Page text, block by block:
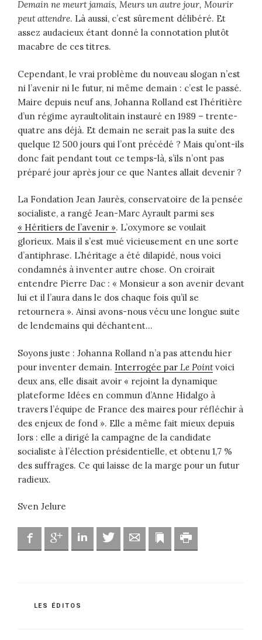
Demain ne meurt jamais, Meurs un autre jour, Mourir
peut attendre. Là aussi, c’est sûrement délibéré. Et
assez audacieux étant donné la connotation plutôt
macabre de ces titres.
Cependant, le vrai problème du nouveau slogan n’est
ni l’avenir ni le futur, ni même demain : c’est le passé.
Maire depuis neuf ans, Johanna Rolland est l’héritière
d’un régime ayraultolitain instauré en 1989 – trente-
quatre ans déjà. Et demain ne serait pas la suite des
quelque 12 500 jours qui l’ont précédé ? Mais qu’ont-ils
donc fait pendant tout ce temps-là, s’ils n’ont pas
préparé jour après jour ce que Nantes allait devenir ?
La Fondation Jean Jaurès, conservatoire de la pensée
socialiste, a rangé Jean-Marc Ayrault parmi ses
« Héritiers de l’avenir ». L’oxymore se voulait
glorieux. Mais il s’est mué vicieusement en une sorte
d’antiphrase. L’héritage a été dilapidé, nous voici
condamnés à inventer autre chose. On croirait
entendre Pierre Dac : « Monsieur a son avenir devant
lui et il l’aura dans le dos chaque fois qu’il se
retournera ». Ainsi avons-nous vécu une longue suite
de lendemains qui déchantent…
Soyons juste : Johanna Rolland n’a pas attendu hier
pour inventer demain. Interrogée par Le Pointvoici
deux ans, elle disait avoir « rejoint la dynamique
plateforme Idées en commun d’Anne Hidalgo à
travers l’équipe de France des maires pour réfléchir à
des enjeux de fond ». Elle a même fait mieux depuis
lors : elle a dirigé la campagne de la candidate
socialiste à l’élection présidentielle, et obtenu 1,7 %
des suffrages. Ce qui laisse de la marge pour un futur
radieux.
Sven Jelure
FacebookGoogle Linkedin Twitter Adresse mailMarque-page
CATÉGORIES
LES ÉDITOS